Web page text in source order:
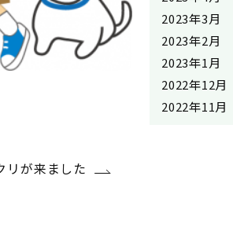
リが来ました
2023年3月
2023年2月
2023年1月
2022年12月
2022年11月